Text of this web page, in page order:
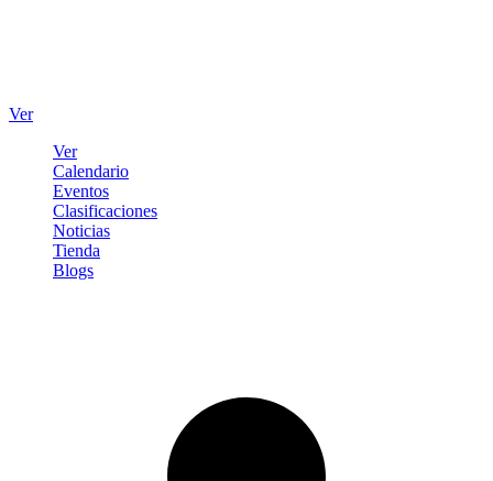
Ver
Ver
Calendario
Eventos
Clasificaciones
Noticias
Tienda
Blogs